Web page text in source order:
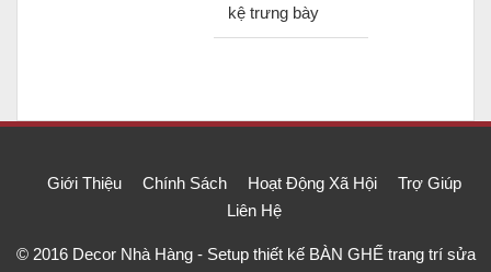
kệ trưng bày
Giới Thiệu Chính Sách Hoạt Động Xã Hội
Trợ Giúp
Liên Hệ
© 2016 Decor Nhà Hàng - Setup thiết kế BÀN GHẾ trang trí sửa